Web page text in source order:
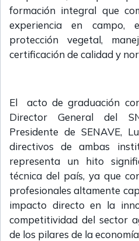
formación integral que
experiencia en campo,
protección vegetal,
certificación de calidad y
El acto de graduación
Director General del
Presidente de SENAVE,
directivos de ambas
representa un hito
técnica del país, ya que
profesionales altamente
impacto directo en la
competitividad del sector
de los pilares de la